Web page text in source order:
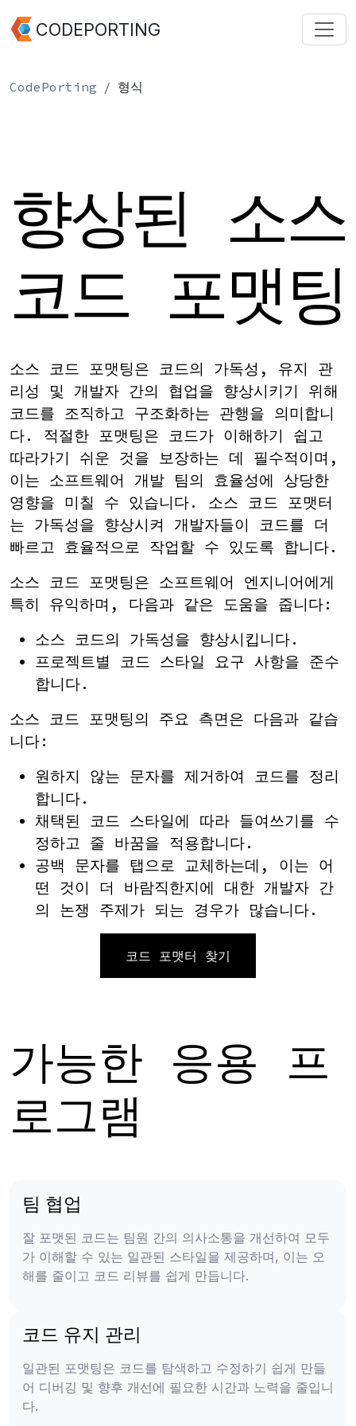
CODEPORTING
CodePorting 형식
향상된 소스
코드 포맷팅
소스 코드 포맷팅은 코드의 가독성, 유지 관
리성 및 개발자 간의 협업을 향상시키기 위해
코드를 조직하고 구조화하는 관행을 의미합니
다. 적절한 포맷팅은 코드가 이해하기 쉽고
따라가기 쉬운 것을 보장하는 데 필수적이며,
이는 소프트웨어 개발 팀의 효율성에 상당한
영향을 미칠 수 있습니다. 소스 코드 포맷터
는 가독성을 향상시켜 개발자들이 코드를 더
빠르고 효율적으로 작업할 수 있도록 합니다.
소스 코드 포맷팅은 소프트웨어 엔지니어에게
특히 유익하며, 다음과 같은 도움을 줍니다:
소스 코드의 가독성을 향상시킵니다.
프로젝트별 코드 스타일 요구 사항을 준수
합니다.
소스 코드 포맷팅의 주요 측면은 다음과 같습
니다:
원하지 않는 문자를 제거하여 코드를 정리
합니다.
채택된 코드 스타일에 따라 들여쓰기를 수
정하고 줄 바꿈을 적용합니다.
공백 문자를 탭으로 교체하는데, 이는 어
떤 것이 더 바람직한지에 대한 개발자 간
의 논쟁 주제가 되는 경우가 많습니다.
코드 포맷터 찾기
가능한 응용 프
로그램
팀 협업
잘 포맷된 코드는 팀원 간의 의사소통을 개선하여 모두
가 이해할 수 있는 일관된 스타일을 제공하며, 이는 오
해를 줄이고 코드 리뷰를 쉽게 만듭니다.
코드 유지 관리
일관된 포맷팅은 코드를 탐색하고 수정하기 쉽게 만들
어 디버깅 및 향후 개선에 필요한 시간과 노력을 줄입니
다.